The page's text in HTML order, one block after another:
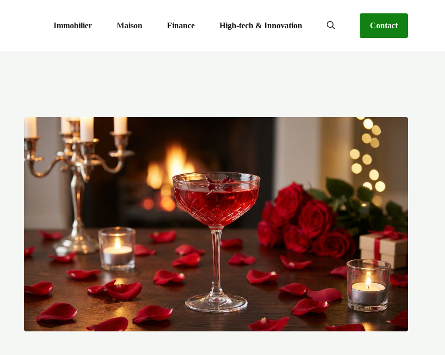
Immobilier Maison Finance High-tech & Innovation Contact